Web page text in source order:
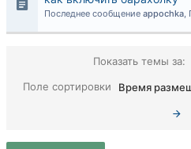
Последнее сообщение appochka,
Показать темы за:
Поле сортировки
Время